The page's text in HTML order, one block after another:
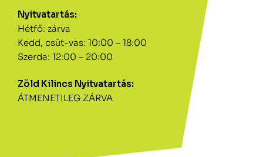
Nyitvatartás:
Hétfő: zárva
Kedd, csüt-vas: 10:00 – 18:00
Szerda: 12:00 – 20:00
Zöld Kilincs Nyitvatartás:
ÁTMENETILEG ZÁRVA